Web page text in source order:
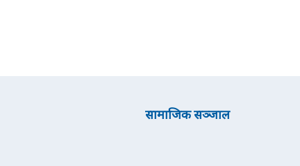
सामाजिक सञ्जाल